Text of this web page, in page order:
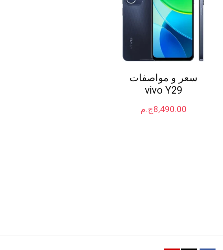
سعر و مواصفات
vivo Y29
ج.م8,490.00